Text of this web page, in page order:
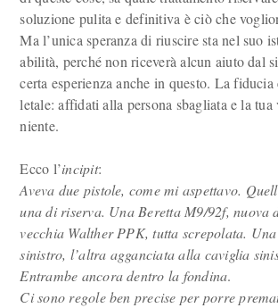
soluzione pulita e definitiva è ciò che
Ma l’unica speranza di riuscire sta nel suo
abilità, perché non riceverà alcun aiuto dal
certa esperienza anche in questo. La fiducia
letale: affidati alla persona sbagliata e la
niente.
Ecco l’incipit:
Aveva due pistole, come mi aspettavo.
una di riserva. Una Beretta M9/92f, nuova
vecchia Walther PPK, tutta screpolata.
sinistro, l’altra agganciata alla caviglia
Entrambe ancora dentro la fondina.
Ci sono regole ben precise per porre